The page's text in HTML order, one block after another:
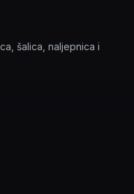
šalica, naljepnica i